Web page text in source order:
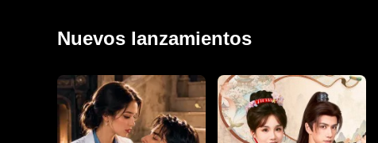
Nuevos lanzamientos